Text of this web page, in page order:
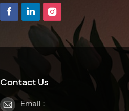
Contact Us
Email :